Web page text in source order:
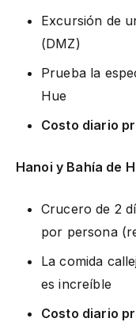
Excursión de
(DMZ)
Prueba la
Hue
Costo diario
Hanoi y Bahía de
Crucero de 2
por persona
La comida
es increíble
Costo diario